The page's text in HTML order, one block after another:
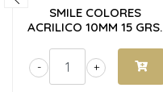
SMILE COLORES
ACRILICO 10MM 15 GRS.
+
-